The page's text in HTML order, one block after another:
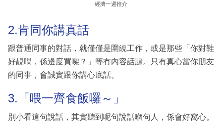
經濟一週推介
2.肯同你講真話
跟普通同事的對話，就僅僅是圍繞工作，或是那些「你對鞋
好靚喎，係邊度買㗎？」等冇內容話題。只有真心當你朋友
的同事，會誠實跟你講心底話。
3.「喂一齊食飯囉～」
別小看這句說話，其實聽到呢句說話嗰句人，係會好窩心。